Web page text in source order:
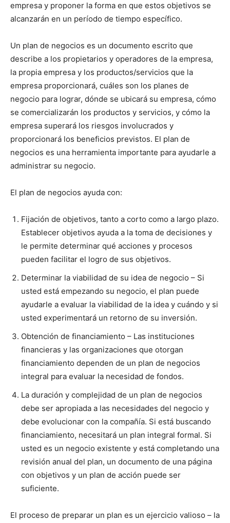
empresa y proponer la forma en que estos objetivos se
alcanzarán en un período de tiempo específico.
Un plan de negocios es un documento escrito que
describe a los propietarios y operadores de la empresa,
la propia empresa y los productos/servicios que la
empresa proporcionará, cuáles son los planes de
negocio para lograr, dónde se ubicará su empresa, cómo
se comercializarán los productos y servicios, y cómo la
empresa superará los riesgos involucrados y
proporcionará los beneficios previstos. El plan de
negocios es una herramienta importante para ayudarle a
administrar su negocio.
El plan de negocios ayuda con:
Fijación de objetivos, tanto a corto como a largo plazo.
Establecer objetivos ayuda a la toma de decisiones y
le permite determinar qué acciones y procesos
pueden facilitar el logro de sus objetivos.
Determinar la viabilidad de su idea de negocio – Si
usted está empezando su negocio, el plan puede
ayudarle a evaluar la viabilidad de la idea y cuándo y si
usted experimentará un retorno de su inversión.
Obtención de financiamiento – Las instituciones
financieras y las organizaciones que otorgan
financiamiento dependen de un plan de negocios
integral para evaluar la necesidad de fondos.
La duración y complejidad de un plan de negocios
debe ser apropiada a las necesidades del negocio y
debe evolucionar con la compañía. Si está buscando
financiamiento, necesitará un plan integral formal. Si
usted es un negocio existente y está completando una
revisión anual del plan, un documento de una página
con objetivos y un plan de acción puede ser
suficiente.
El proceso de preparar un plan es un ejercicio valioso – la